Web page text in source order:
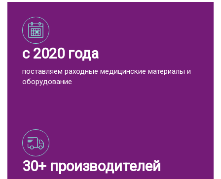
с 2020 года
поставляем раходные медицинские материалы и
оборудование
30+ производителей